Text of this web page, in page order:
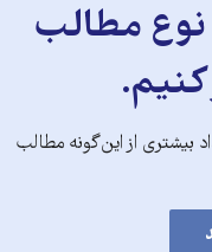
نوع مطالب
بیشتری از این‌گونه مطالب